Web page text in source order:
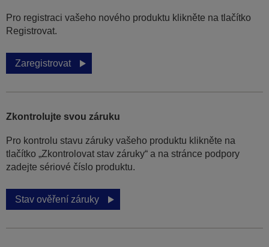
Pro registraci vašeho nového produktu klikněte na tlačítko
Registrovat.
Zaregistrovat
Zkontrolujte svou záruku
Pro kontrolu stavu záruky vašeho produktu klikněte na
tlačítko „Zkontrolovat stav záruky“ a na stránce podpory
zadejte sériové číslo produktu.
Stav ověření záruky